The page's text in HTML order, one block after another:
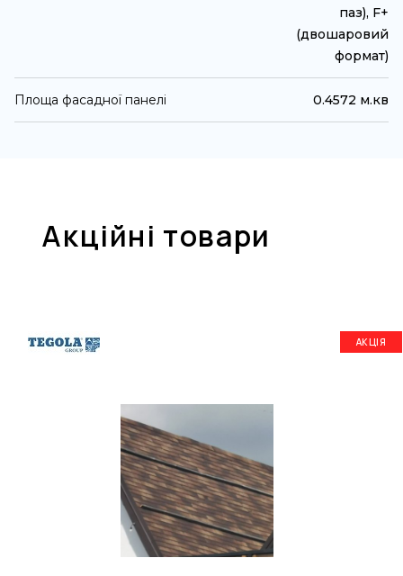
паз), F+
(двошаровий
формат)
Площа фасадної панелі 0.4572 м.кв
Акційні товари
АКЦІЯ